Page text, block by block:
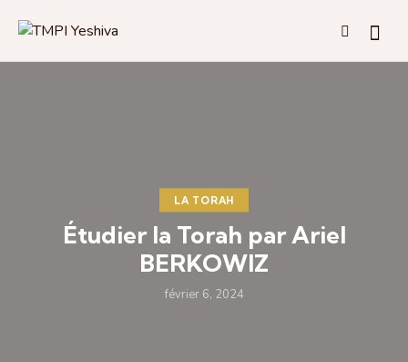
LA TORAH
Étudier la Torah par Ariel
BERKOWIZ
février 6, 2024